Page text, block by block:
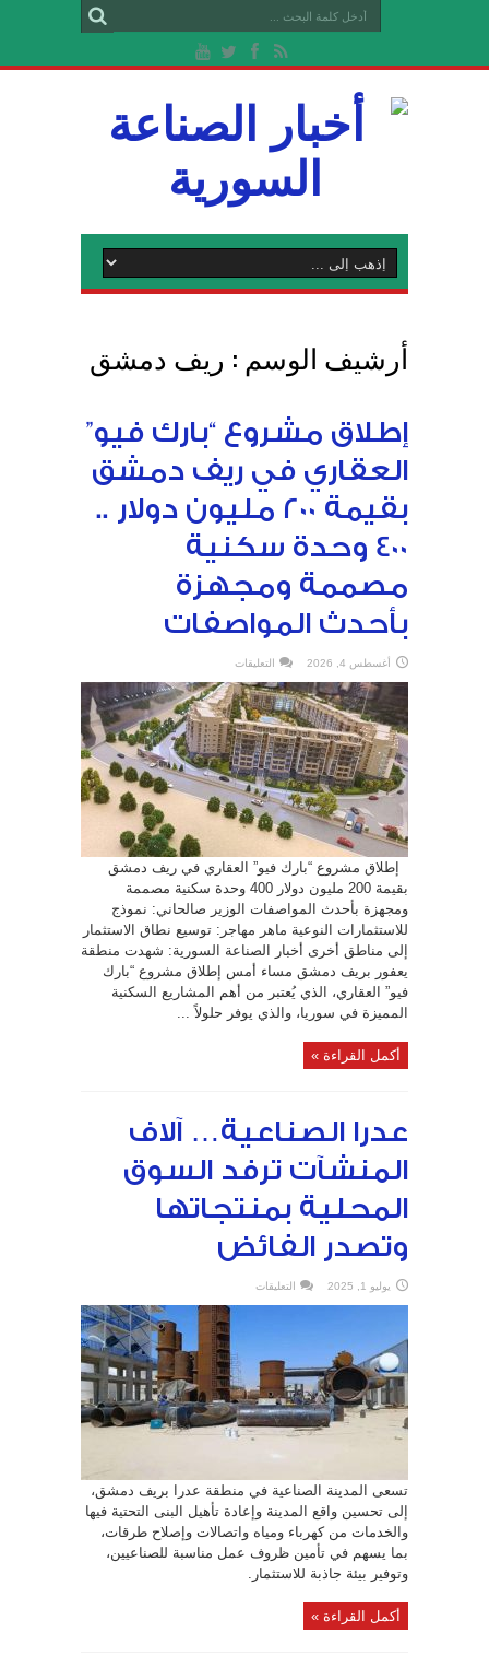
أرشيف الوسم : ريف دمشق
إطلاق مشروع “بارك فيو”
العقاري في ريف دمشق
بقيمة 200 مليون دولار ..
400 وحدة سكنية
مصممة ومجهزة
بأحدث المواصفات
أغسطس 4, 2026 التعليقات
مشروع
“بارك
فيو”
العقاري
في
ريف
دمشق
بقيمة
200
مليون
دولار
..
مصممة
ومجهزة
بأحدث
المواصفات
مغلقة
إطلاق مشروع “بارك فيو” العقاري في ريف دمشق
بقيمة 200 مليون دولار 400 وحدة سكنية مصممة
ومجهزة بأحدث المواصفات الوزير صالحاني: نموذج
للاستثمارات النوعية ماهر مهاجر: توسيع نطاق الاستثمار
إلى مناطق أخرى أخبار الصناعة السورية: شهدت منطقة
يعفور بريف دمشق مساء أمس إطلاق مشروع “بارك
فيو” العقاري، الذي يُعتبر من أهم المشاريع السكنية
المميزة في سوريا، والذي يوفر حلولاً ...
أكمل القراءة »
عدرا الصناعية… آلاف
المنشآت ترفد السوق
المحلية بمنتجاتها
وتصدر ‏الفائض
يوليو 1, 2025 التعليقات
الصناعية…
المنشآت
السوق
المحلية
بمنتجاتها
وتصدر
‏الفائض
مغلقة
تسعى المدينة الصناعية في منطقة عدرا بريف دمشق،
إلى تحسين واقع المدينة وإعادة تأهيل البنى التحتية فيها
والخدمات من كهرباء ومياه واتصالات وإصلاح طرقات،
بما يسهم في تأمين ظروف عمل مناسبة للصناعيين،
وتوفير بيئة جاذبة للاستثمار.
أكمل القراءة »